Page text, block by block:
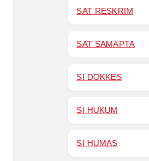
SAT RESKRIM
SAT SAMAPTA
SI DOKKES
SI HUKUM
SI HUMAS